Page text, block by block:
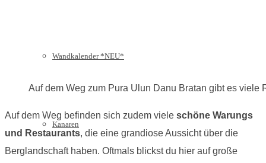
Wandkalender *NEU*
Kanaren
Auf dem Weg zum Pura Ulun Danu Bratan gibt es viele
Auf dem Weg befinden sich zudem viele schöne Warungs
und Restaurants, die eine grandiose Aussicht über die
Berglandschaft haben. Oftmals blickst du hier auf große